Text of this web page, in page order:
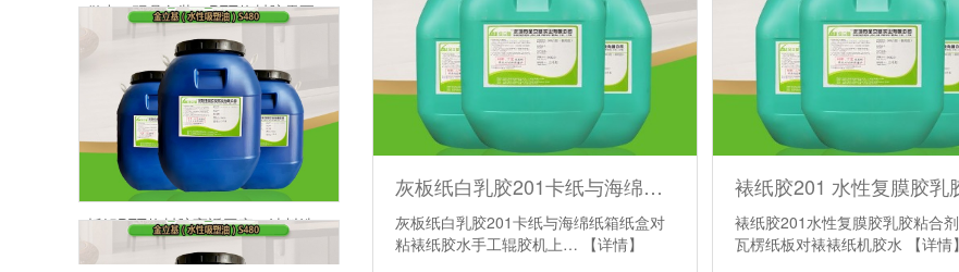
灰板纸白乳胶201卡纸与海绵纸箱纸盒对粘裱纸胶水 手工 辊胶机上胶
灰板纸白乳胶201卡纸与海绵纸箱纸盒对
粘裱纸胶水手工辊胶机上…
【详情】
裱纸胶201水性复膜胶乳胶粘合
瓦楞纸板对裱裱纸机胶水
【详情】